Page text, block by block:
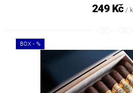
249 Kč /
BOX - %